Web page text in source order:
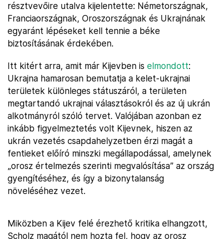
résztvevőire utalva kijelentette: Németországnak,
Franciaországnak, Oroszországnak és Ukrajnának
egyaránt lépéseket kell tennie a béke
biztosításának érdekében.
Itt kitért arra, amit már Kijevben is elmondott:
Ukrajna hamarosan bemutatja a kelet-ukrajnai
területek különleges státuszáról, a területen
megtartandó ukrajnai választásokról és az új ukrán
alkotmányról szóló tervet. Valójában azonban ez
inkább figyelmeztetés volt Kijevnek, hiszen az
ukrán vezetés csapdahelyzetben érzi magát a
fentieket előíró minszki megállapodással, amelynek
„orosz értelmezés szerinti megvalósítása” az ország
gyengítéséhez, és így a bizonytalanság
növeléséhez vezet.
Miközben a Kijev felé érezhető kritika elhangzott,
Scholz magától nem hozta fel, hogy az orosz